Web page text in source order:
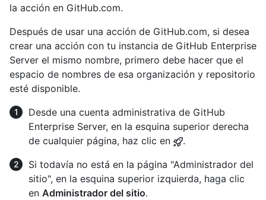
la acción en GitHub.com.
Después de usar una acción de GitHub.com, si desea
crear una acción con tu instancia de GitHub Enterprise
Server el mismo nombre, primero debe hacer que el
espacio de nombres de esa organización y repositorio
esté disponible.
Desde una cuenta administrativa de GitHub
Enterprise Server, en la esquina superior derecha
de cualquier página, haz clic en
.
Si todavía no está en la página "Administrador del
sitio", en la esquina superior izquierda, haga clic
en Administrador del sitio.